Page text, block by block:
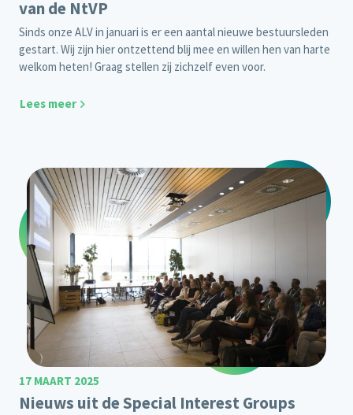
van de NtVP
Sinds onze ALV in januari is er een aantal nieuwe bestuursleden
gestart. Wij zijn hier ontzettend blij mee en willen hen van harte
welkom heten! Graag stellen zij zichzelf even voor.
Lees meer
17 MAART 2025
Nieuws uit de Special Interest Groups